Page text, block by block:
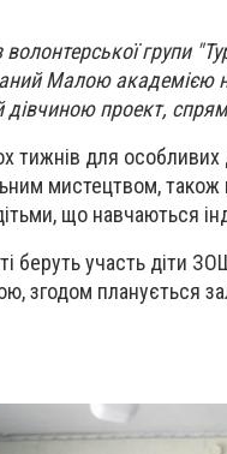
групи
Малою академією
дівчиною проект,
тижнів для
мистецтвом, також
що навчаються
беруть участь діти
згодом планується